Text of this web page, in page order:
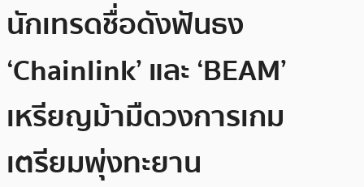
นักเทรดชื่อดังฟันธง
‘Chainlink’ และ ‘BEAM’
เหรียญม้ามืดวงการเกม
เตรียมพุ่งทะยาน